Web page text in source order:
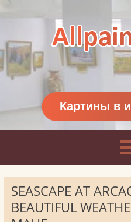
Картины классиков
и современников
Картины в
SEASCAPE AT
BEAUTIFUL